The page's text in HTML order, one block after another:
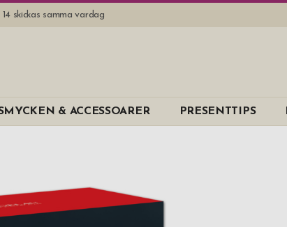
skickas samma vardag
& ACCESSOARER PRESENTTIPS